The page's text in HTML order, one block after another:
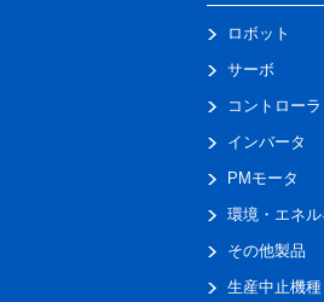
ロボット
サーボ
コントローラ
インバータ
PMモータ
環境・エネ
その他製品
生産中止機